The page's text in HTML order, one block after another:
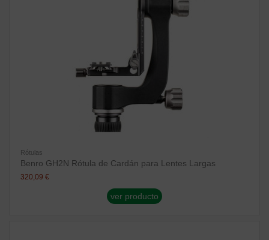
Rótulas
Benro GH2N Rótula de Cardán para Lentes Largas
320,09 €
ver producto